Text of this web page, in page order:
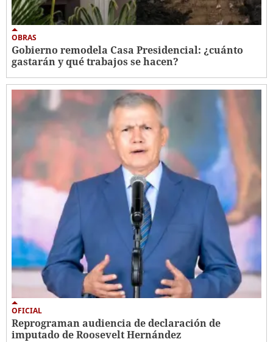
OBRAS
Gobierno remodela Casa Presidencial: ¿cuánto
gastarán y qué trabajos se hacen?
OFICIAL
Reprograman audiencia de declaración de
imputado de Roosevelt Hernández